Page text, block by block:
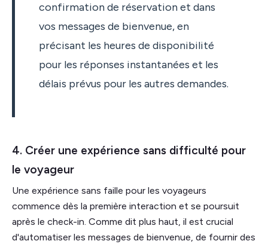
confirmation de réservation et dans
vos messages de bienvenue, en
précisant les heures de disponibilité
pour les réponses instantanées et les
délais prévus pour les autres demandes.
4. Créer une expérience sans difficulté pour
le voyageur
Une expérience sans faille pour les voyageurs
commence dès la première interaction et se poursuit
après le check-in. Comme dit plus haut, il est crucial
d'automatiser les messages de bienvenue, de fournir des